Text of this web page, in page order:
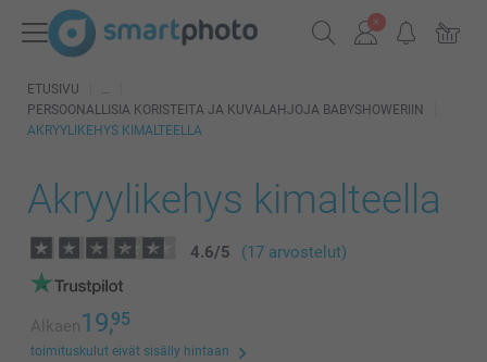
ETUSIVU
PERSOONALLISIA ​​KORISTEITA JA KUVALAHJOJA BABYSHOWERIIN
AKRYYLIKEHYS KIMALTEELLA
Akryylikehys kimalteella
4.6/5 (17 arvostelut)
Alkaen19,95
toimituskulut eivät sisälly hintaan